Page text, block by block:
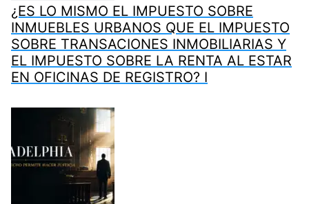
¿ES LO MISMO EL IMPUESTO SOBRE
INMUEBLES URBANOS QUE EL IMPUESTO
SOBRE TRANSACIONES INMOBILIARIAS Y
EL IMPUESTO SOBRE LA RENTA AL ESTAR
EN OFICINAS DE REGISTRO? I